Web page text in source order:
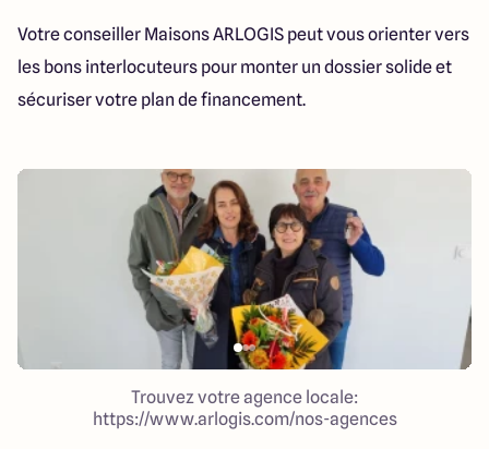
Votre conseiller Maisons ARLOGIS peut vous orienter vers
les bons interlocuteurs pour monter un dossier solide et
sécuriser votre plan de financement.
Trouvez votre agence locale:
https://www.arlogis.com/nos-agences